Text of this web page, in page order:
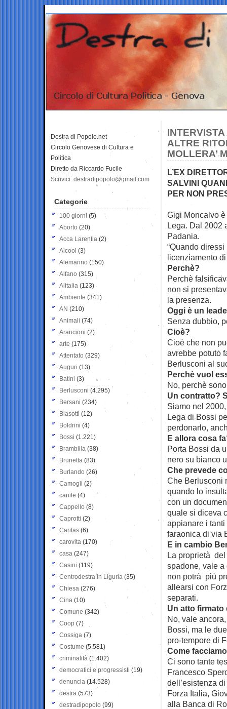
ALTRE
MOLLERA’
L’EX
SALVINI
PER NON
Gigi Moncalvo
Lega. Dal 2002
Padania.
“Quando
licenziamento
Perchè?
Perchè
non si
la presenza.
Oggi è un
Senza dubbio,
Cioè?
Cioè che non
avrebbe potuto
Berlusconi al
Perchè vuol
No, perchè
Un contratto?
Siamo nel
Lega di Bossi
perdonarlo,
E allora cosa
Porta Bossi da
nero su bianco
Che prevede
Che Berlusconi
quando lo
con un
quale si diceva
appianare i
faraonica di via
E in cambio
La proprietà
spadone, vale a
non potrà più
allearsi con
separati.
Un atto
No, vale
Bossi, ma le
pro-tempore di
Come
Ci sono tante
Francesco
dell’esistenza
Forza Italia,
alla Banca di
Destra di Popolo.net
Circolo Genovese di Cultura e
Politica
Diretto da Riccardo Fucile
Scrivici: destradipopolo@gmail.com
Categorie
100 giorni (5)
Aborto (20)
Acca Larentia (2)
Alcool (3)
Alemanno (150)
Alfano (315)
Alitalia (123)
Ambiente (341)
AN (210)
Animali (74)
Arancioni (2)
arte (175)
Attentato (329)
Auguri (13)
Batini (3)
Berlusconi (4.295)
Bersani (234)
Biasotti (12)
Boldrini (4)
Bossi (1.221)
Brambilla (38)
Brunetta (83)
Burlando (26)
Camogli (2)
canile (4)
Cappello (8)
Caprotti (2)
Caritas (6)
carovita (170)
casa (247)
Casini (119)
Centrodestra in Liguria (35)
Chiesa (276)
Cina (10)
Comune (342)
Coop (7)
Cossiga (7)
Costume (5.581)
criminalità (1.402)
democratici e progressisti (19)
denuncia (14.528)
destra (573)
destradipopolo (99)